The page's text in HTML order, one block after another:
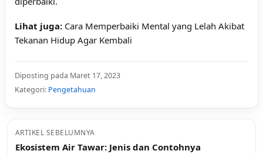
Lihat juga: Cara Memperbaiki Mental yang Lelah Akibat
Tekanan Hidup Agar Kembali
Diposting pada Maret 17, 2023
Kategori: Pengetahuan
ARTIKEL SEBELUMNYA
Ekosistem Air Tawar: Jenis dan Contohnya